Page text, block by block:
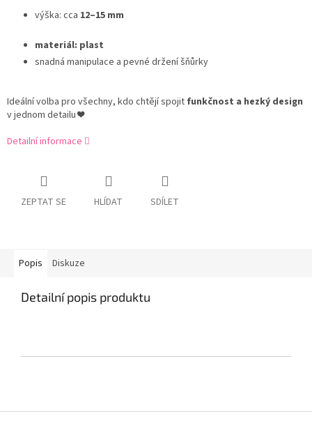
výška: cca 12–15 mm
materiál: plast
snadná manipulace a pevné držení šňůrky
Ideální volba pro všechny, kdo chtějí spojit funkčnost a hezký design
v jednom detailu ❤️
Detailní informace
ZEPTAT SE HLÍDAT SDÍLET
Popis Diskuze
Detailní popis produktu